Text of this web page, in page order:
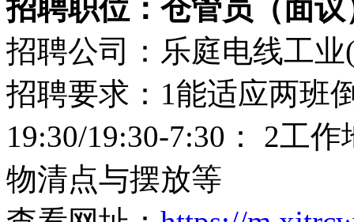
招聘职位：仓管员（面议
招聘公司：乐庭电线工
招聘要求：1能适应两班
19:30/19:30-7:30： 2工
物清点与摆放等